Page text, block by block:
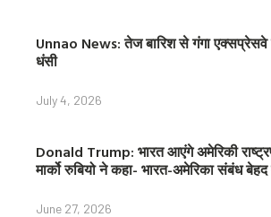
Unnao News: तेज बारिश से गंगा एक्सप्रेसवे
धंसी
July 4, 2026
Donald Trump: भारत आएंगे अमेरिकी
मार्को रुबियो ने कहा- भारत-अमेरिका संबंध
June 27, 2026